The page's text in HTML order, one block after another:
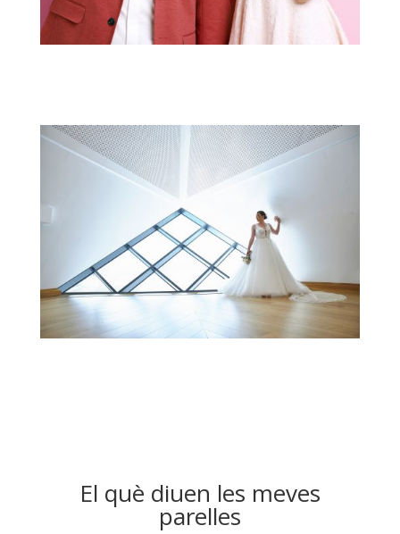
El què diuen les meves
parelles